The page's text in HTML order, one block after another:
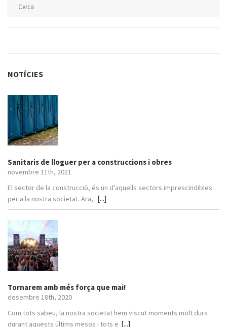
NOTÍCIES
Sanitaris de lloguer per a construccions i obres
novembre 11th, 2021
El sector de la construcció, és un d’aquells sectors imprescindibles
per a la nostra societat. Ara, [...]
Tornarem amb més força que mai!
desembre 18th, 2020
Com tots sabeu, la nostra societat hem viscut moments molt durs
durant aquests últims mesos i tots e [...]